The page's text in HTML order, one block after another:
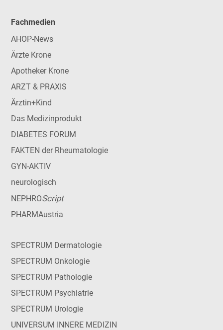
Fachmedien
AHOP-News
Ärzte Krone
Apotheker Krone
ARZT & PRAXIS
Ärztin+Kind
Das Medizinprodukt
DIABETES FORUM
FAKTEN der Rheumatologie
GYN-AKTIV
neurologisch
NEPHROScript
PHARMAustria
SPECTRUM Dermatologie
SPECTRUM Onkologie
SPECTRUM Pathologie
SPECTRUM Psychiatrie
SPECTRUM Urologie
UNIVERSUM INNERE MEDIZIN